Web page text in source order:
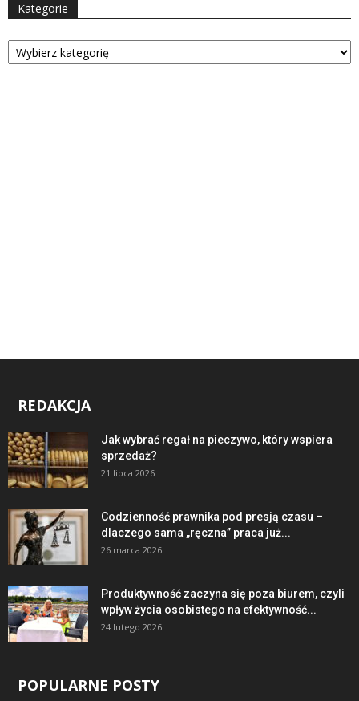
Kategorie
Kategorie
REDAKCJA
Jak wybrać regał na pieczywo, który wspiera
sprzedaż?
21 lipca 2026
Codzienność prawnika pod presją czasu –
dlaczego sama „ręczna” praca już...
26 marca 2026
Produktywność zaczyna się poza biurem, czyli
wpływ życia osobistego na efektywność...
24 lutego 2026
POPULARNE POSTY